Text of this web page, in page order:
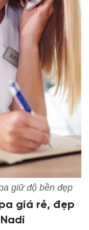
giữ độ bền đẹp
giá rẻ, đẹp